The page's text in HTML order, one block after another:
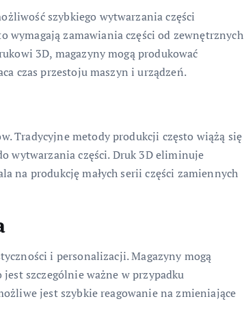
szybkiego wytwarzania części
wymagają zamawiania części od zewnętrznych
3D, magazyny mogą produkować
czas przestoju maszyn i urządzeń.
Tradycyjne metody produkcji często wiążą się
wytwarzania części. Druk 3D eliminuje
na produkcję małych serii części zamiennych
i personalizacji. Magazyny mogą
szczególnie ważne w przypadku
jest szybkie reagowanie na zmieniające